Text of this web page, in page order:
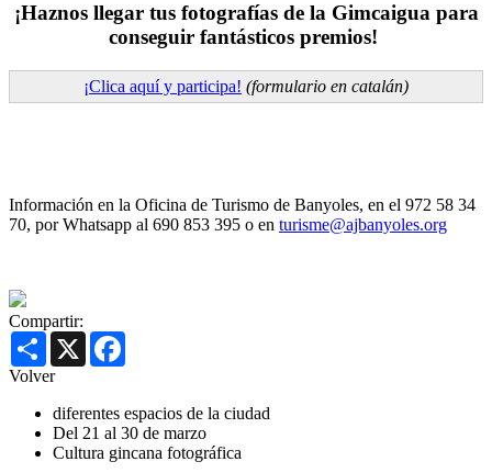
¡Haznos llegar tus fotografías de la Gimcaigua para
conseguir fantásticos premios!
¡Clica aquí y participa! (formulario en catalán)
Información en la Oficina de Turismo de Banyoles, en el 972 58 34
70, por Whatsapp al 690 853 395 o en turisme@ajbanyoles.org
Compartir:
Share X
Volver
diferentes espacios de la ciudad
Del 21 al 30 de marzo
Cultura gincana fotográfica